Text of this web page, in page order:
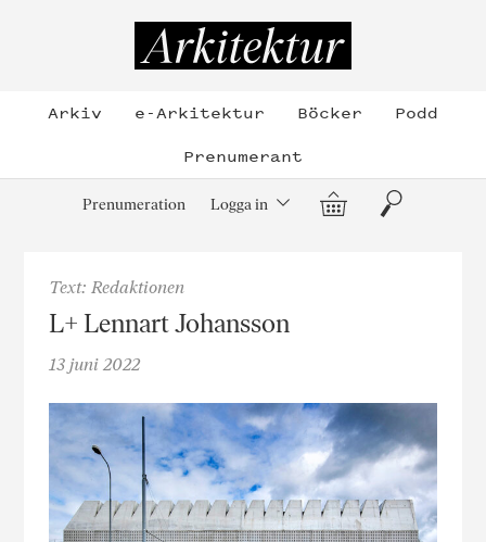
Arkiv e-Arkitektur Böcker
Podd
Prenumerant
Prenumeration Logga in Varukorg
Sök
Text: Redaktionen
L+ Lennart Johansson
13 juni 2022